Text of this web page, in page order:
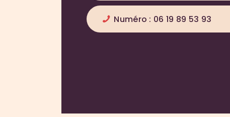
Numéro : 06 19 89 53 93